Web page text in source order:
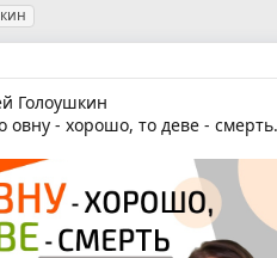
Голоушкин
овну - хорошо, то деве -